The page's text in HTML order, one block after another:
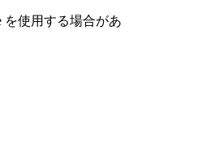
使⽤する場合があ